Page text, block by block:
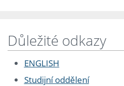
Důležité odkazy
ENGLISH
Studijní oddělení